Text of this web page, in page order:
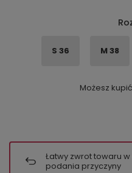
S 36 M 38
Możesz
Łatwy zwrot towaru
podania przyczyny